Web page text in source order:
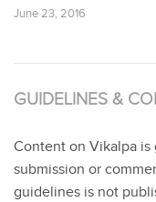
June 23, 2016
GUIDELINES &
Content on Vikalpa
submission or
guidelines is not